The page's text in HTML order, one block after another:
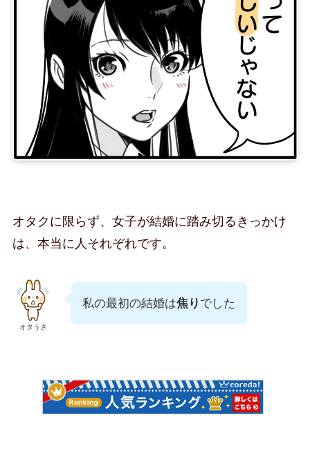
オタクに限らず、女子が結婚に踏み切るきっかけ
は、本当に人それぞれです。
オタうさ
私の最初の結婚は焦り でした